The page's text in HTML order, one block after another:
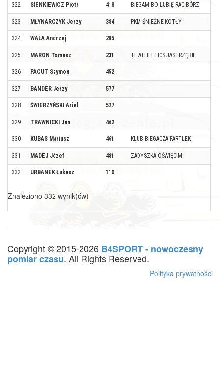
322 SIENKIEWICZ Piotr 418 BIEGAM BO LUBIĘ RACIBÓRZ
323 MŁYNARCZYK Jerzy 384 PKM ŚNIEŻNE KOTŁY
324 WALA Andrzej 285
325 MARON Tomasz 231 TL ATHLETICS JASTRZĘBIE
326 PACUT Szymon 452
327 BANDER Jerzy 577
328 ŚWIERZYŃSKI Ariel 527
329 TRAWNICKI Jan 462
330 KUBAS Mariusz 461 KLUB BIEGACZA FARTLEK
331 MADEJ Józef 481 ZADYSZKA OŚWIĘCIM
332 URBANEK Łukasz 110
Znaleziono 332 wynik(ów)
Copyright © 2015-2026 B4SPORT - nowoczesny
pomiar czasu. All Rights Reserved.
Polityka prywatności